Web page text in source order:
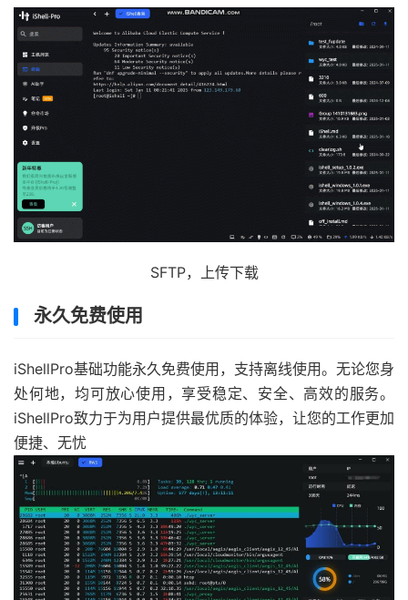
SFTP，上传下载
永久免费使用
iShellPro基础功能永久免费使用，支持离线使用。无论您身
处何地，均可放心使用，享受稳定、安全、高效的服务。
iShellPro致力于为用户提供最优质的体验，让您的工作更加
便捷、无忧